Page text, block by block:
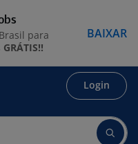
Login
para
GRÁTIS!!
BAIXAR